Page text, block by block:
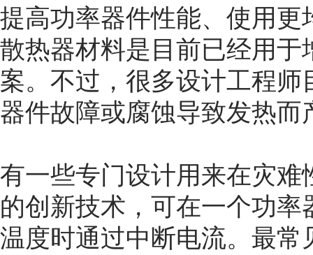
提高功率器件性能、使用
散热器材料是目前已经用
案。不过，很多设计工程
器件故障或腐蚀导致发热而
有一些专门设计用来在灾
的创新技术，可在一个功
温度时通过中断电流。最